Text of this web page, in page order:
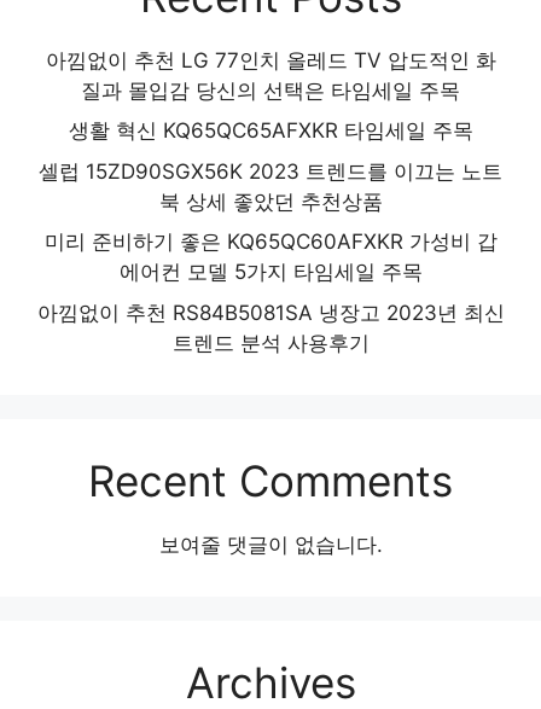
아낌없이 추천 LG 77인치 올레드 TV 압도적인 화
질과 몰입감 당신의 선택은 타임세일 주목
생활 혁신 KQ65QC65AFXKR 타임세일 주목
셀럽 15ZD90SGX56K 2023 트렌드를 이끄는 노트
북 상세 좋았던 추천상품
미리 준비하기 좋은 KQ65QC60AFXKR 가성비 갑
에어컨 모델 5가지 타임세일 주목
아낌없이 추천 RS84B5081SA 냉장고 2023년 최신
트렌드 분석 사용후기
Recent Comments
보여줄 댓글이 없습니다.
Archives